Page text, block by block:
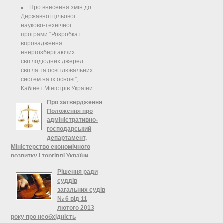
Про внесення змін до
Державної цільової
науково-технічної
програми “Розробка і
впровадження
енергозберігаючих
світлодіодних джерел
світла та освітлювальних
систем на їх основі”,
Кабінет Міністрів України
Про затвердження
Положення про
адміністративно-
господарський
департамент,
Міністерство економічного
розвитку і торгівлі України
Про затвердження Положення
про адміністративно-
господарський департамент 1.
Затвердити Положення про
адміністративно-господарський
департамент як самостійний
Рішення ради
суддів
загальних судів
№ 6 від 11
лютого 2013
року про необхідність